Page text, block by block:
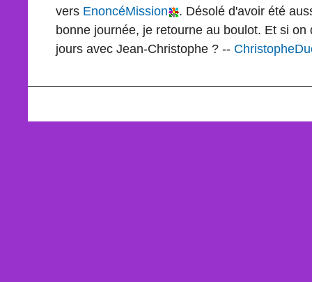
vers EnoncéMission
. Désolé d'avoir été
bonne journée, je retourne au boulot. Et si
jours avec Jean-Christophe ? --